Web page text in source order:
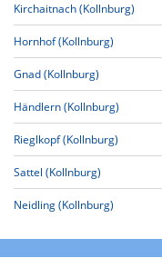
Kirchaitnach (Kollnburg)
Hornhof (Kollnburg)
Gnad (Kollnburg)
Händlern (Kollnburg)
Rieglkopf (Kollnburg)
Sattel (Kollnburg)
Neidling (Kollnburg)